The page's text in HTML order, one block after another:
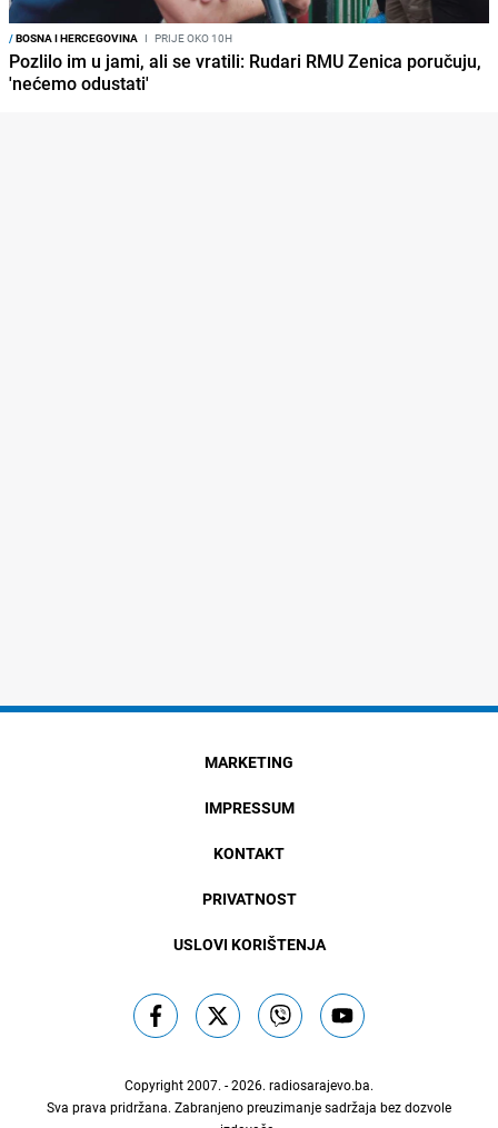
/BOSNA I HERCEGOVINA I PRIJE OKO 10H
Pozlilo im u jami, ali se vratili: Rudari RMU Zenica poručuju,
'nećemo odustati'
MARKETING
IMPRESSUM
KONTAKT
PRIVATNOST
USLOVI KORIŠTENJA
Copyright 2007. - 2026. radiosarajevo.ba.
Sva prava pridržana. Zabranjeno preuzimanje sadržaja bez dozvole